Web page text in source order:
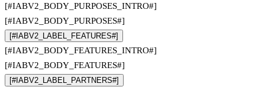
[#IABV2_BODY_PURPOSES_INTRO#]
[#IABV2_BODY_PURPOSES#]
[#IABV2_LABEL_FEATURES#]
[#IABV2_BODY_FEATURES_INTRO#]
[#IABV2_BODY_FEATURES#]
[#IABV2_LABEL_PARTNERS#]